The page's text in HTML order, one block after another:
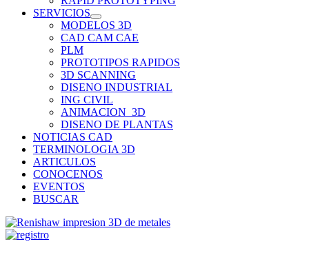
SERVICIOS
MODELOS 3D
CAD CAM CAE
PLM
PROTOTIPOS RAPIDOS
3D SCANNING
DISENO INDUSTRIAL
ING CIVIL
ANIMACION_3D
DISENO DE PLANTAS
NOTICIAS CAD
TERMINOLOGIA 3D
ARTICULOS
CONOCENOS
EVENTOS
BUSCAR